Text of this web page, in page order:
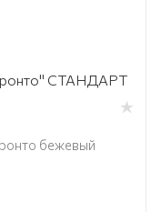
СТАНДАРТ
бежевый